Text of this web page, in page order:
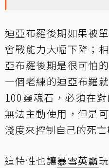
迪亞布羅後期如果被
會戰能力大幅下降；
亞布羅後期是很可怕
一個老練的迪亞布羅
100靈魂石，必須在
無法主動使用，但是
淺度來控制自己的死亡
這特性也讓暴雪英霸